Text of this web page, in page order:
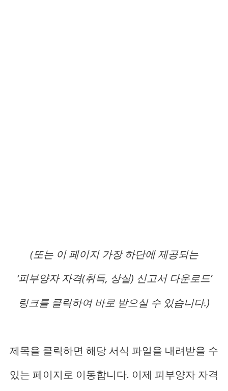
(또는 이 페이지 가장 하단에 제공되는
‘피부양자 자격(취득, 상실) 신고서 다운로드’
링크를 클릭하여 바로 받으실 수 있습니다.)
제목을 클릭하면 해당 서식 파일을 내려받을 수
있는 페이지로 이동합니다. 이제 피부양자 자격